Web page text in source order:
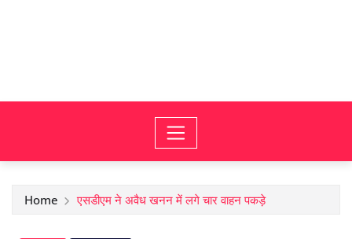
Home एसडीएम ने अवैध खनन में लगे चार वाहन पकड़े